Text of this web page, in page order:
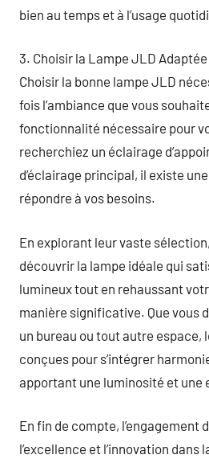
bien au temps et à l’usage
3. Choisir la Lampe JLD
Choisir la bonne lampe JLD
fois l’ambiance que vous
fonctionnalité nécessaire pour
recherchiez un éclairage
d’éclairage principal, il existe
répondre à vos besoins.
En explorant leur vaste
découvrir la lampe idéale qui
lumineux tout en rehaussant
manière significative. Que vous
un bureau ou tout autre espace,
conçues pour s’intégrer
apportant une luminosité et une
En fin de compte, l’engagement
l’excellence et l’innovation dans